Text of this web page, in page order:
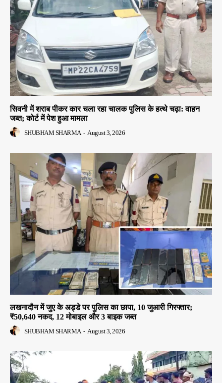
सिवनी में शराब पीकर कार चला रहा चालक पुलिस के हत्थे चढ़ा: वाहन
जब्त; कोर्ट में पेश हुआ मामला
SHUBHAM SHARMA - August 3, 2026
लखनादौन में जुए के अड्डे पर पुलिस का छापा, 10 जुआरी गिरफ्तार;
₹50,640 नकद, 12 मोबाइल और 3 बाइक जब्त
SHUBHAM SHARMA - August 3, 2026